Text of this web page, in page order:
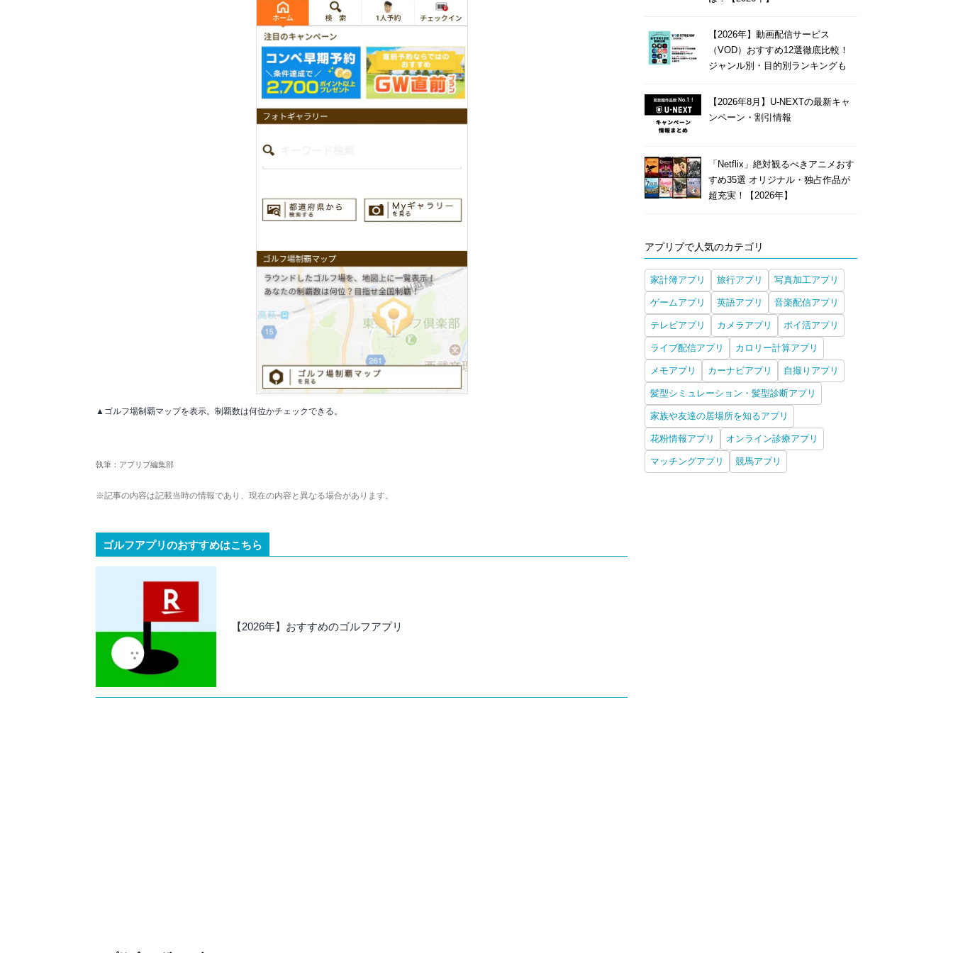
▲ゴルフ場制覇マップを表示。制覇数は何位かチェックできる。
執筆：アプリブ編集部
※記事の内容は記載当時の情報であり、現在の内容と異なる場合があります。
ゴルフアプリのおすすめはこちら
【2026年】おすすめのゴルフアプリ
【2026年】動画配信サービス
（VOD）おすすめ12選徹底比較！
ジャンル別・目的別ランキングも
【2026年8月】U-NEXTの最新キャ
ンペーン・割引情報
「Netflix」絶対観るべきアニメおす
すめ35選 オリジナル・独占作品が
超充実！【2026年】
アプリブで人気のカテゴリ
家計簿アプリ 旅行アプリ 写真加工アプリ
ゲームアプリ 英語アプリ 音楽配信アプリ
テレビアプリ カメラアプリ ポイ活アプリ
ライブ配信アプリ カロリー計算アプリ
メモアプリ カーナビアプリ 自撮りアプリ
髪型シミュレーション・髪型診断アプリ
家族や友達の居場所を知るアプリ
花粉情報アプリ オンライン診療アプリ
マッチングアプリ 競馬アプリ